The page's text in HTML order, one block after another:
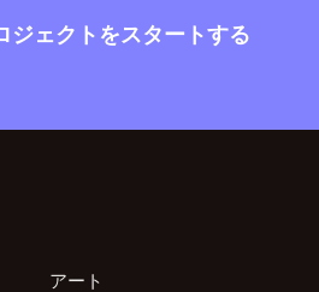
ジェクトをスタートする
アート